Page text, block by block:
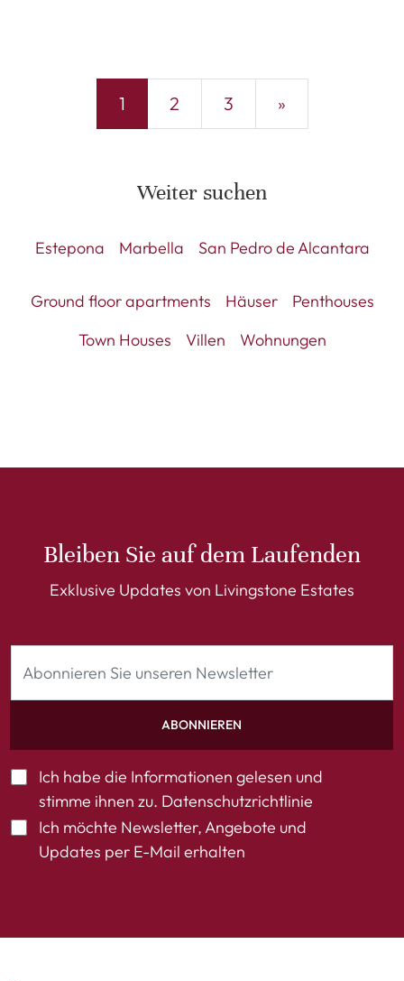
1 2 3 »
Weiter suchen
Estepona Marbella San Pedro de Alcantara
Ground floor apartments Häuser
Penthouses
Town Houses
Villen Wohnungen
Bleiben Sie auf dem Laufenden
Exklusive Updates von Livingstone Estates
ABONNIEREN
Ich habe die Informationen gelesen und
stimme ihnen zu. Datenschutzrichtlinie
Ich möchte Newsletter, Angebote und
Updates per E-Mail erhalten